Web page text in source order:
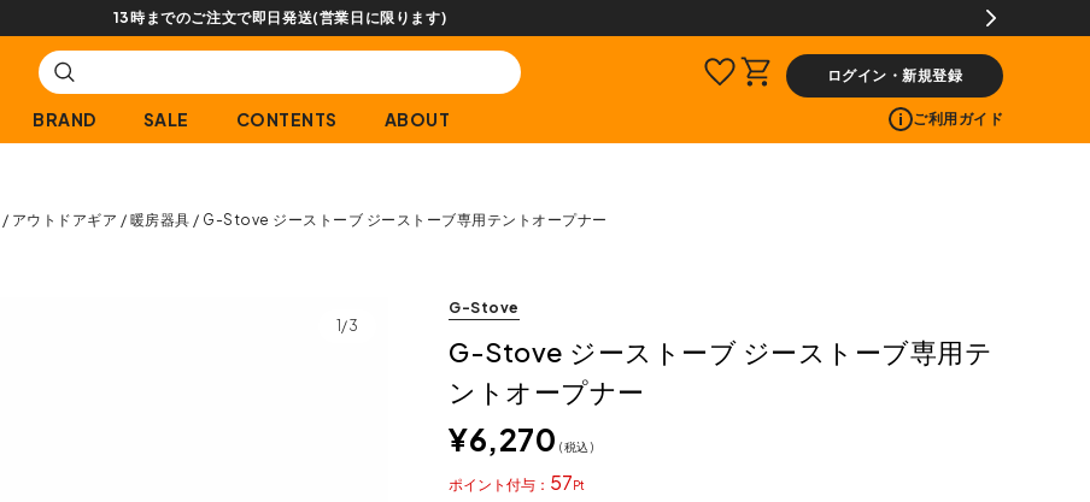
【会員限定】交換送料片道無料サービス
ログイン・新規登録
BRAND SALE CONTENTS ABOUT ご利用ガイド
アウトドアギア 暖房器具 G-Stove ジーストーブ ジーストーブ専用テントオープナー
1/3
G-Stove
G-Stove ジーストーブ ジーストーブ専用テ
ントオープナー
¥6,270 税込
57
ポイント